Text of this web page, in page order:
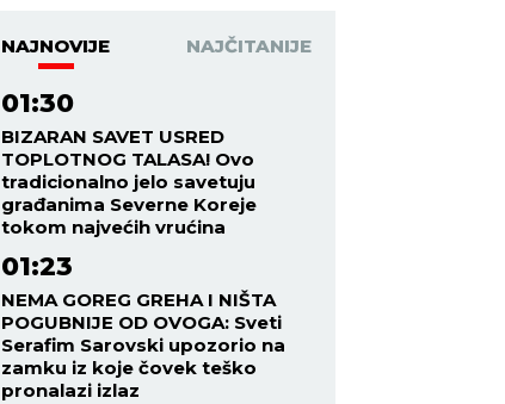
NAJNOVIJE NAJČITANIJE
01:30
BIZARAN SAVET USRED
TOPLOTNOG TALASA! Ovo
tradicionalno jelo savetuju
građanima Severne Koreje
tokom najvećih vrućina
01:23
NEMA GOREG GREHA I NIŠTA
POGUBNIJE OD OVOGA: Sveti
Serafim Sarovski upozorio na
zamku iz koje čovek teško
pronalazi izlaz